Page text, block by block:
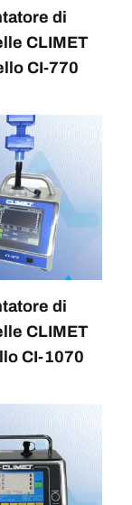
di
CLIMET
CI-770
di
CLIMET
CI-1070